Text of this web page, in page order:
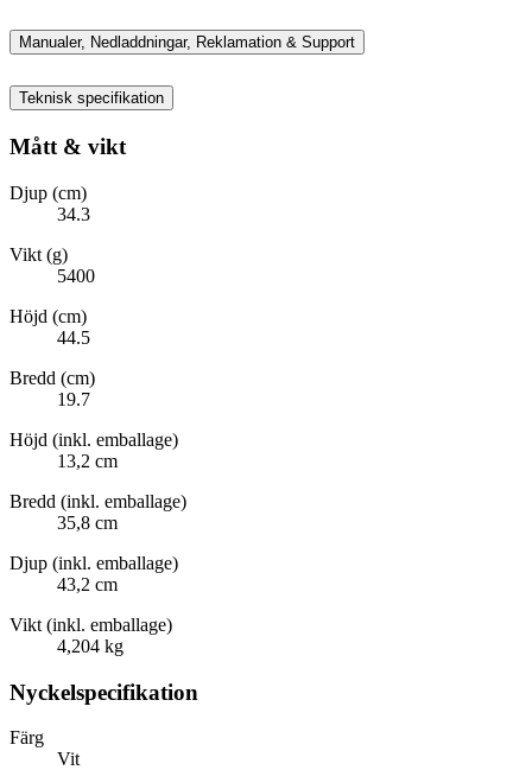
Manualer, Nedladdningar, Reklamation & Support
Teknisk specifikation
Mått & vikt
Djup (cm)
34.3
Vikt (g)
5400
Höjd (cm)
44.5
Bredd (cm)
19.7
Höjd (inkl. emballage)
13,2 cm
Bredd (inkl. emballage)
35,8 cm
Djup (inkl. emballage)
43,2 cm
Vikt (inkl. emballage)
4,204 kg
Nyckelspecifikation
Färg
Vit